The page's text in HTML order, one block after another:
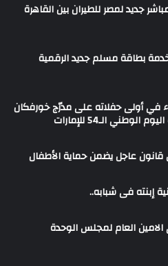
جديد لمصر للطيران بين القاهرة
بطاقة مسلم جديد الرقمية
في أولى حفلاته على مدرّج خورفكان
الـ54 للإمارات
عاجل يضمن حماية الأطفال
إبنته فى شبابه..
العام لمجلس الوحدة